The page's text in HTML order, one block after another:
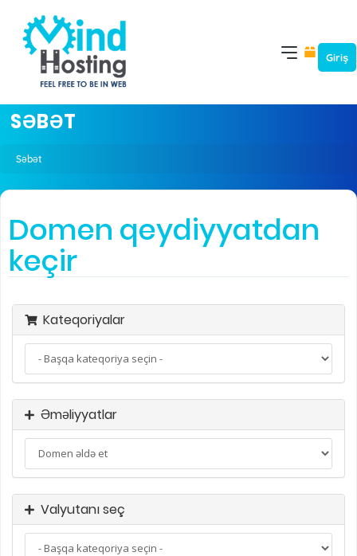
Giriş
SƏBƏT
Səbət
Domen qeydiyyatdan
keçir
Kateqoriyalar
Əməliyyatlar
Valyutanı seç